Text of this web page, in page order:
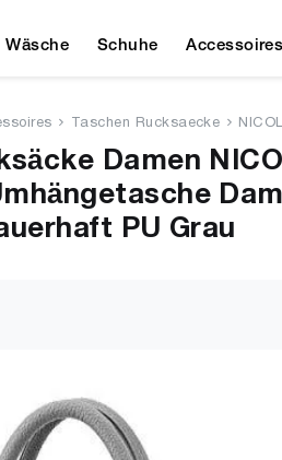
Wäsche Schuhe Accessoires
Taschen Rucksaecke
Damen
PU Grau